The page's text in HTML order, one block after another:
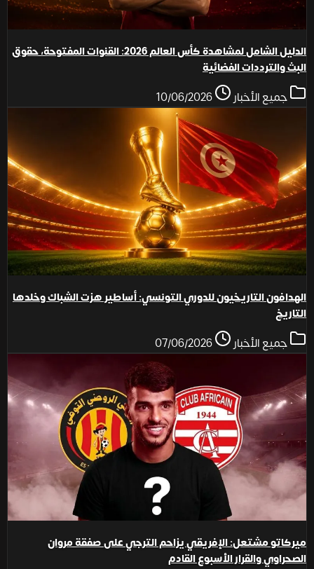
الدليل الشامل لمشاهدة كأس العالم 2026: القنوات المفتوحة، حقوق
البث والترددات الفضائية
جميع الأخبار
الهدافون التاريخيون للدوري التونسي: أساطير هزت الشباك وخلدها
التاريخ
جميع الأخبار
ميركاتو مشتعل: الإفريقي يزاحم الترجي على صفقة مروان
الصحراوي والقرار الأسبوع القادم